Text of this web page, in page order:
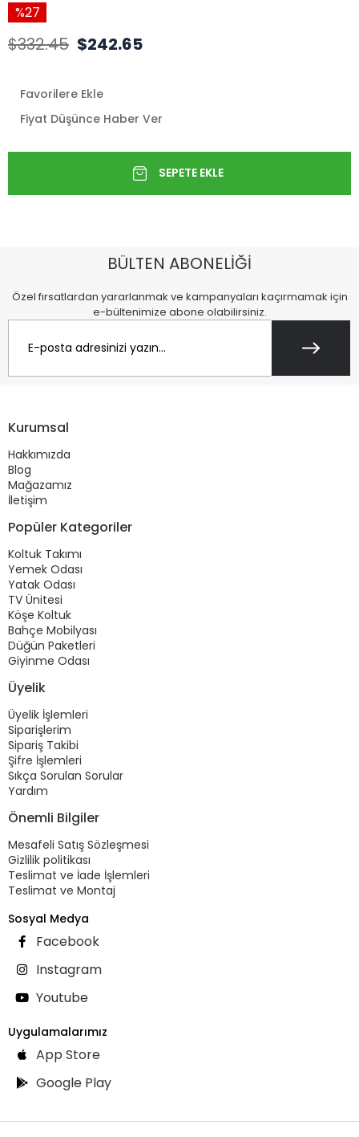
27
$332.45 $242.65
Favorilere Ekle
Fiyat Düşünce Haber Ver
BÜLTEN ABONELİĞİ
Özel fırsatlardan yararlanmak ve kampanyaları kaçırmamak için
e-bültenimize abone olabilirsiniz.
Kurumsal
Hakkımızda
Blog
Mağazamız
İletişim
Popüler Kategoriler
Koltuk Takımı
Yemek Odası
Yatak Odası
TV Ünitesi
Köşe Koltuk
Bahçe Mobilyası
Düğün Paketleri
Giyinme Odası
Üyelik
Üyelik İşlemleri
Siparişlerim
Sipariş Takibi
Şifre İşlemleri
Sıkça Sorulan Sorular
Yardım
Önemli Bilgiler
Mesafeli Satış Sözleşmesi
Gizlilik politikası
Teslimat ve İade İşlemleri
Teslimat ve Montaj
Sosyal Medya
Facebook
Instagram
Youtube
Uygulamalarımız
App Store
Google Play